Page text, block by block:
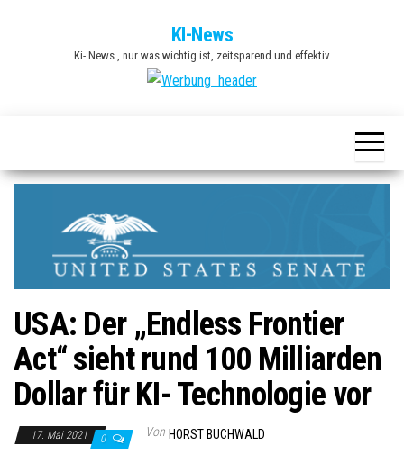
KI-News
Ki- News , nur was wichtig ist, zeitsparend und effektiv
USA: Der „Endless Frontier
Act“ sieht rund 100 Milliarden
Dollar für KI- Technologie vor
17. Mai 2021 0 Von HORST BUCHWALD